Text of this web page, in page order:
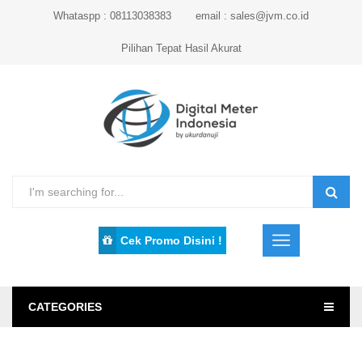
Whataspp : 08113038383 email : sales@jvm.co.id
Pilihan Tepat Hasil Akurat
Cek Promo Disini !
CATEGORIES